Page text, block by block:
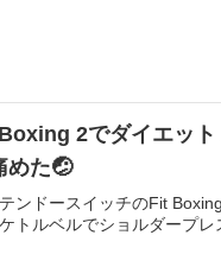
2でダイエット
めた🤕
ンドースイッチのFit
トルベルでショルダープレ